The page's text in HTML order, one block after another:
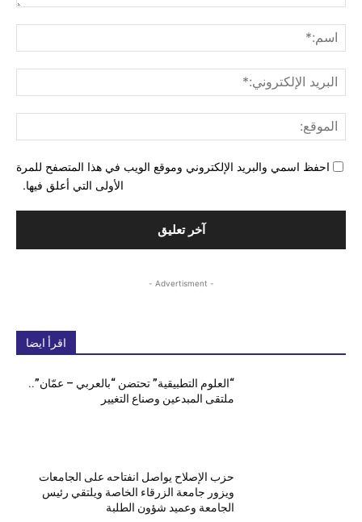
احفظ اسمي والبريد الإلكتروني وموقع الويب في هذا المتصفح للمرة
الأولى التي أعلق فيها.
- Advertisment -
اقرأ ايضا
“العلوم التطبيقية” تحتضن “بالعربي – عمّان”..
ملتقى المبدعين وصناع التغيير
حزب الإصلاح يواصل انفتاحه على الجامعات
ويزور جامعة الزرقاء الخاصة ويلتقي رئيس
الجامعة وعميد شؤون الطلبة